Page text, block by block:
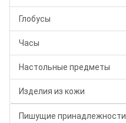
Глобусы
Часы
Настольные предметы
Изделия из кожи
Пишущие принадлежности